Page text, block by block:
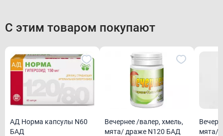
С этим товаром покупают
АД Норма капсулы N60
БАД
Вечернее /валер, хмель,
мята/ драже N120 БАД
мята/